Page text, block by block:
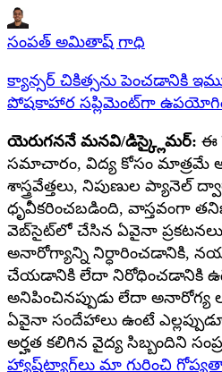
సంపత్ అమితాష్ గాధి
క్యాన్సర్ చికిత్సను పెంచడానికి
పోషకాహార సప్లిమెంట్‌గా
యెరుగననే మనవి/డిస్క్లైమర్: ఈ
సమాచారం, విద్య కోసం మాత్రమే
శాస్త్రవేత్తలు, నిపుణుల ప్యానెల్
ధృవీకరించబడింది, వాస్తవంగా
వెబ్‌సైట్‌లో చేసిన ఏవైనా
అనారోగ్యాన్ని నిర్ధారించడానికి,
చేయడానికి లేదా నిరోధించడానికి
అనిపించినప్పుడు లేదా అనారోగ్య
ఏవైనా సందేహాలు ఉంటే
అర్హత కలిగిన వైద్య సిబ్బందిని
హ్యాష్‌ట్యాగ్‌లు మా గురించి